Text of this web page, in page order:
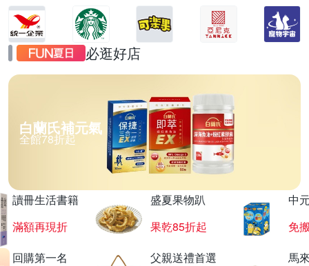
必逛好店
白蘭氏補元氣
全館78折起
讀冊生活書籍
滿額再現折
盛夏果物趴
果乾85折起
中
免
回購第一名
父親送禮首選
馬